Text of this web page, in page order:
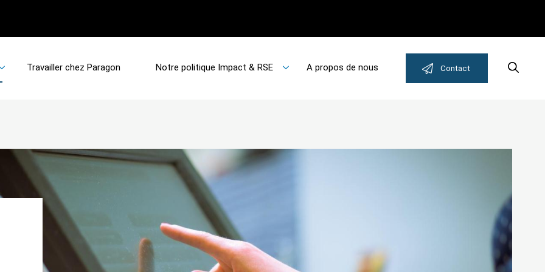
Travailler chez Paragon Notre politique Impact & RSE A propos de nous Contact Search